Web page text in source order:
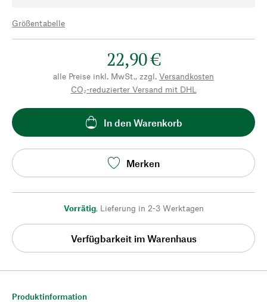
Größentabelle
22,90 €
alle Preise inkl. MwSt., zzgl. Versandkosten
CO₂-reduzierter Versand mit DHL
In den Warenkorb
Merken
Vorrätig, Lieferung in 2-3 Werktagen
Verfügbarkeit im Warenhaus
Produktinformation